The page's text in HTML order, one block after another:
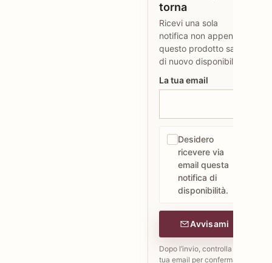
torna
Ricevi una sola
notifica non appena
questo prodotto sarà
di nuovo disponibile.
La tua email
Desidero
ricevere via
email questa
notifica di
disponibilità.
Avvisami
Dopo l’invio, controlla la
tua email per confermare